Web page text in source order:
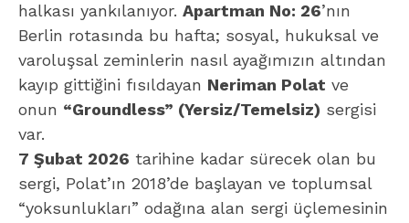
halkası yankılanıyor. Apartman No: 26’nın
Berlin rotasında bu hafta; sosyal, hukuksal ve
varoluşsal zeminlerin nasıl ayağımızın altından
kayıp gittiğini fısıldayan Neriman Polat ve
onun “Groundless” (Yersiz/Temelsiz) sergisi
var.
7 Şubat 2026 tarihine kadar sürecek olan bu
sergi, Polat’ın 2018’de başlayan ve toplumsal
“yoksunlukları” odağına alan sergi üçlemesinin